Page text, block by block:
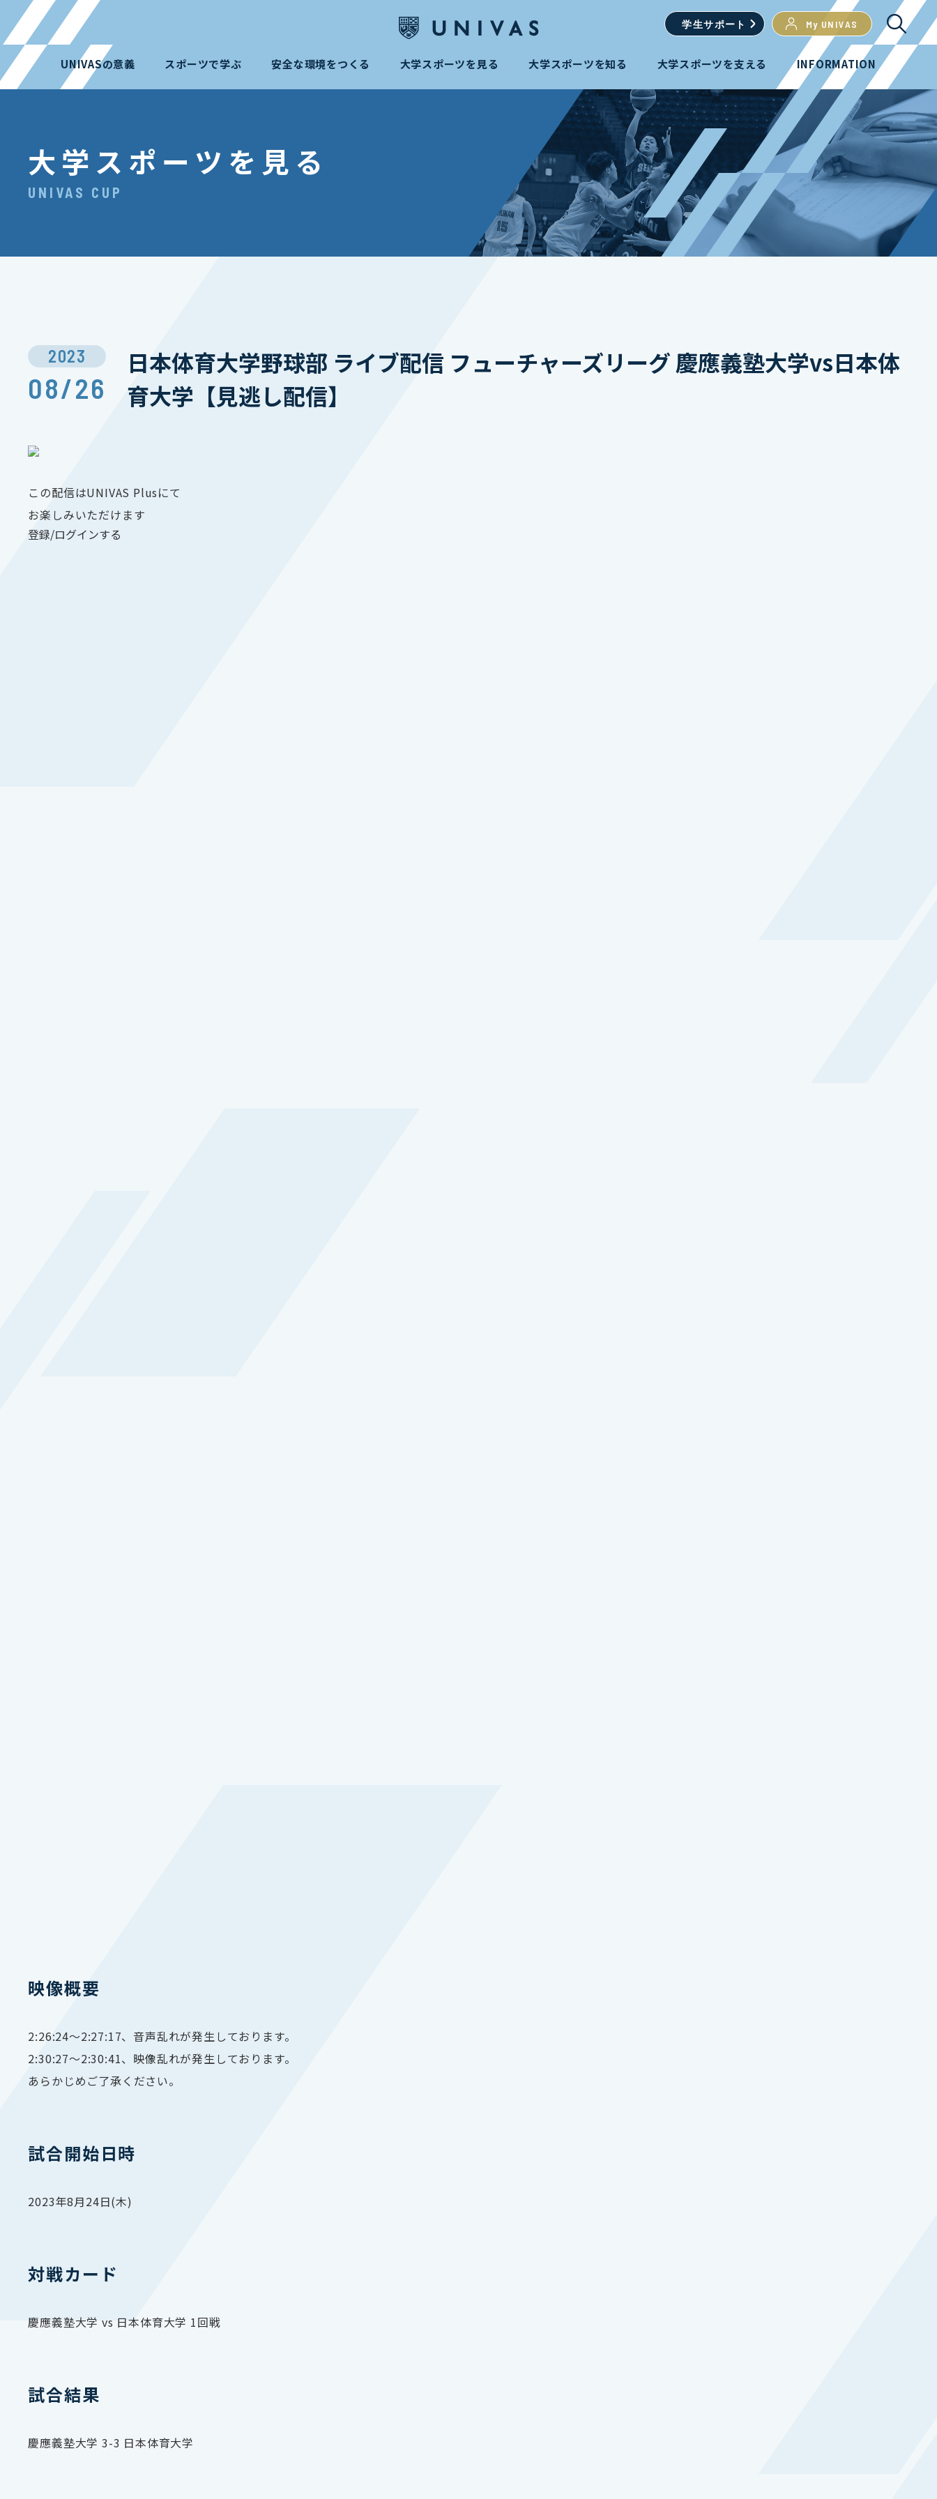
学生サポート My UNIVAS
UNIVASの意義 スポーツで学ぶ 安全な環境をつくる 大学スポーツを見る 大学スポーツを知る 大学スポーツを支える INFORMATION
大学スポーツを見る
UNIVAS CUP
2023
08/26
日本体育大学野球部 ライブ配信 フューチャーズリーグ 慶應義塾大学vs日本体
育大学【見逃し配信】
この配信はUNIVAS Plusにて
お楽しみいただけます
登録/ログインする
映像概要
2:26:24〜2:27:17、音声乱れが発生しております。
2:30:27〜2:30:41、映像乱れが発生しております。
あらかじめご了承ください。
試合開始日時
2023年8月24日(木)
対戦カード
慶應義塾大学 vs 日本体育大学 1回戦
試合結果
慶應義塾大学 3-3 日本体育大学